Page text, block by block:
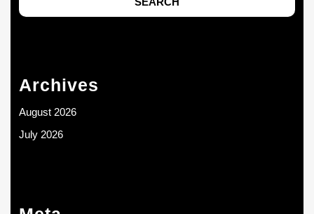
Archives
August 2026
July 2026